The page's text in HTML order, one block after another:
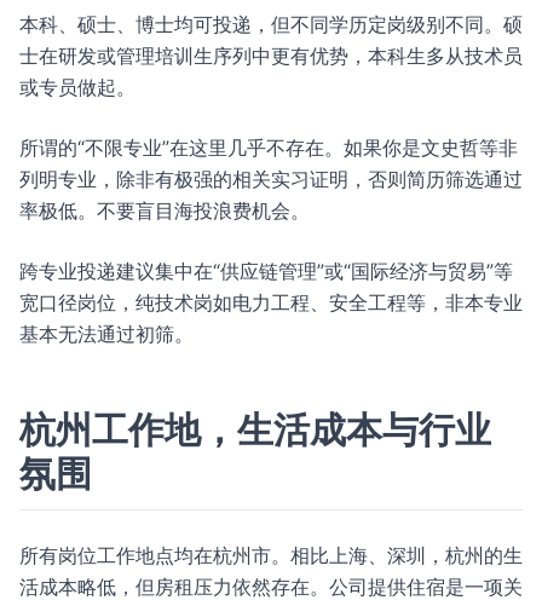
本科、硕士、博士均可投递，但不同学历定岗级别不同。硕
士在研发或管理培训生序列中更有优势，本科生多从技术员
或专员做起。
所谓的“不限专业”在这里几乎不存在。如果你是文史哲等非
列明专业，除非有极强的相关实习证明，否则简历筛选通过
率极低。不要盲目海投浪费机会。
跨专业投递建议集中在“供应链管理”或“国际经济与贸易”等
宽口径岗位，纯技术岗如电力工程、安全工程等，非本专业
基本无法通过初筛。
杭州工作地，生活成本与行业
氛围
所有岗位工作地点均在杭州市。相比上海、深圳，杭州的生
活成本略低，但房租压力依然存在。公司提供住宿是一项关